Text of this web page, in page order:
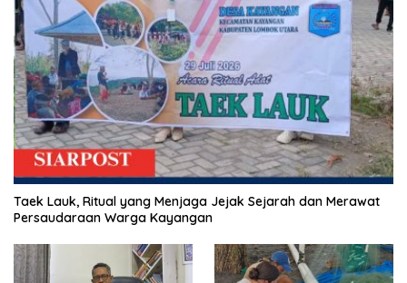
Taek Lauk, Ritual yang Menjaga Jejak Sejarah dan Merawat
Persaudaraan Warga Kayangan